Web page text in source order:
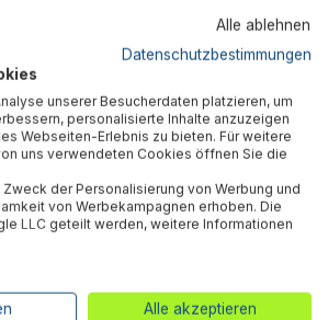
Alle ablehnen
Datenschutzbestimmungen
unserer Besucherdaten platzieren, um
personalisierte Inhalte anzuzeigen
Webseiten-Erlebnis zu bieten. Für weitere
uns verwendeten Cookies öffnen Sie die
der Personalisierung von Werbung und
von Werbekampagnen erhoben. Die
LLC geteilt werden, weitere Informationen
Alle akzeptieren
FÜR DICH
jetzt unseren kostenlosen
keine Neuigkeiten und
mehr und sichere Dir 5 %
auf nicht reduzierte Ware
ersten Bestellung !*
zum Newsletter stimmst du zu, regelmäßig per E-